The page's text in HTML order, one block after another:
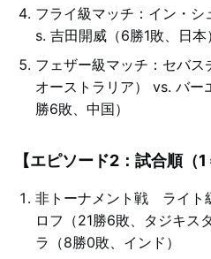
フライ級マッチ：イン・
s. 吉田開威（6勝1敗、日本）
フェザー級マッチ：セバス
オーストラリア） vs. バー
勝6敗、中国）
【エピソード2：試合順（1
非トーナメント戦 ライト
ロフ（21勝6敗、タジキス
ラ（8勝0敗、インド）